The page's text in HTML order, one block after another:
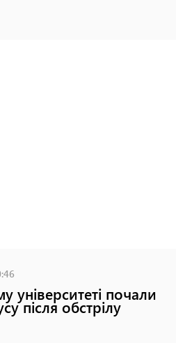
університеті почали
після обстрілу